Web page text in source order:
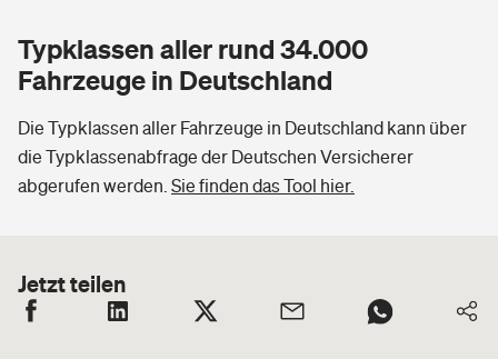
Typklassen aller rund 34.000
Fahrzeuge in Deutschland
Die Typklassen aller Fahrzeuge in Deutschland kann über
die Typklassenabfrage der Deutschen Versicherer
abgerufen werden. Sie finden das Tool hier.
Jetzt teilen